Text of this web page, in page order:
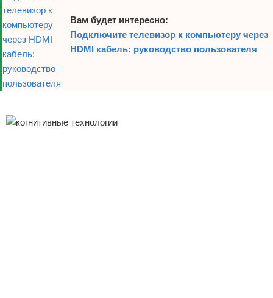
Вам будет интересно:
Подключите телевизор к компьютеру через
HDMI кабель: руководство пользователя